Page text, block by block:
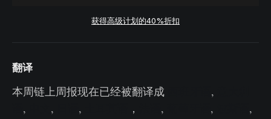
获得高级计划的40%折扣
翻译
本周链上周报现在已经被翻译成 ,
, , , ， , ,
,